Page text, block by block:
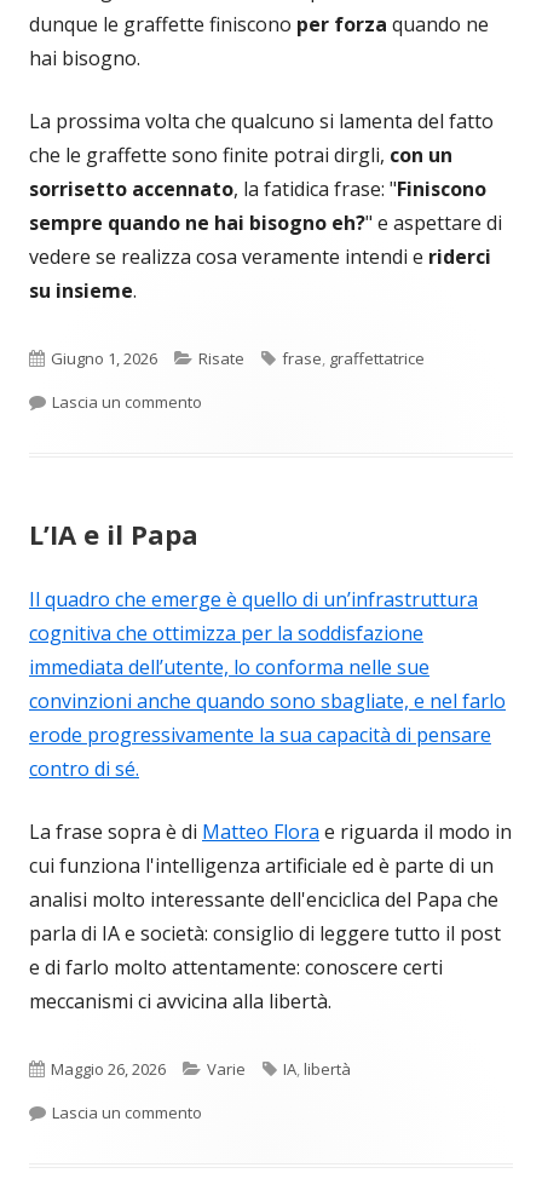
dunque le graffette finiscono per forza quando ne
hai bisogno.
La prossima volta che qualcuno si lamenta del fatto
che le graffette sono finite potrai dirgli, con un
sorrisetto accennato, la fatidica frase: "Finiscono
sempre quando ne hai bisogno eh?" e aspettare di
vedere se realizza cosa veramente intendi e riderci
su insieme.
Pubblicato
Giugno 1, 2026 Categorie
Risate Tag
frase, graffettatrice
Lascia un commento
L’IA e il Papa
Il quadro che emerge è quello di un’infrastruttura
cognitiva che ottimizza per la soddisfazione
immediata dell’utente, lo conforma nelle sue
convinzioni anche quando sono sbagliate, e nel farlo
erode progressivamente la sua capacità di pensare
contro di sé.
La frase sopra è di Matteo Flora e riguarda il modo in
cui funziona l'intelligenza artificiale ed è parte di un
analisi molto interessante dell'enciclica del Papa che
parla di IA e società: consiglio di leggere tutto il post
e di farlo molto attentamente: conoscere certi
meccanismi ci avvicina alla libertà.
Pubblicato
Maggio 26, 2026 Categorie
Varie Tag
IA,libertà
Lascia un commento